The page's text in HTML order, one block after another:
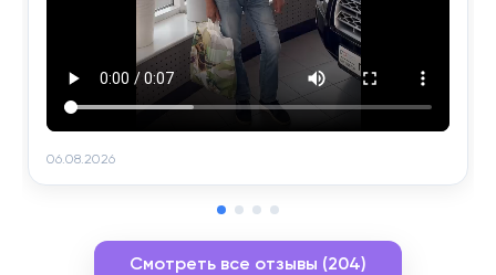
06.08.2026
Смотреть все отзывы (204)